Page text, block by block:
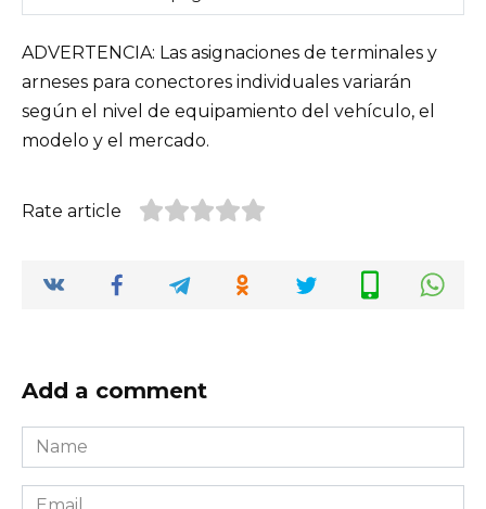
ADVERTENCIA: Las asignaciones de terminales y
arneses para conectores individuales variarán
según el nivel de equipamiento del vehículo, el
modelo y el mercado.
Rate article
Add a comment
Name
*
Email